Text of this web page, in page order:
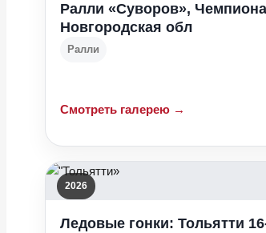
Ралли «Суворов»,
Новгородская обл
Ралли
Смотреть галерею →
2026
Ледовые гонки: Тольятти